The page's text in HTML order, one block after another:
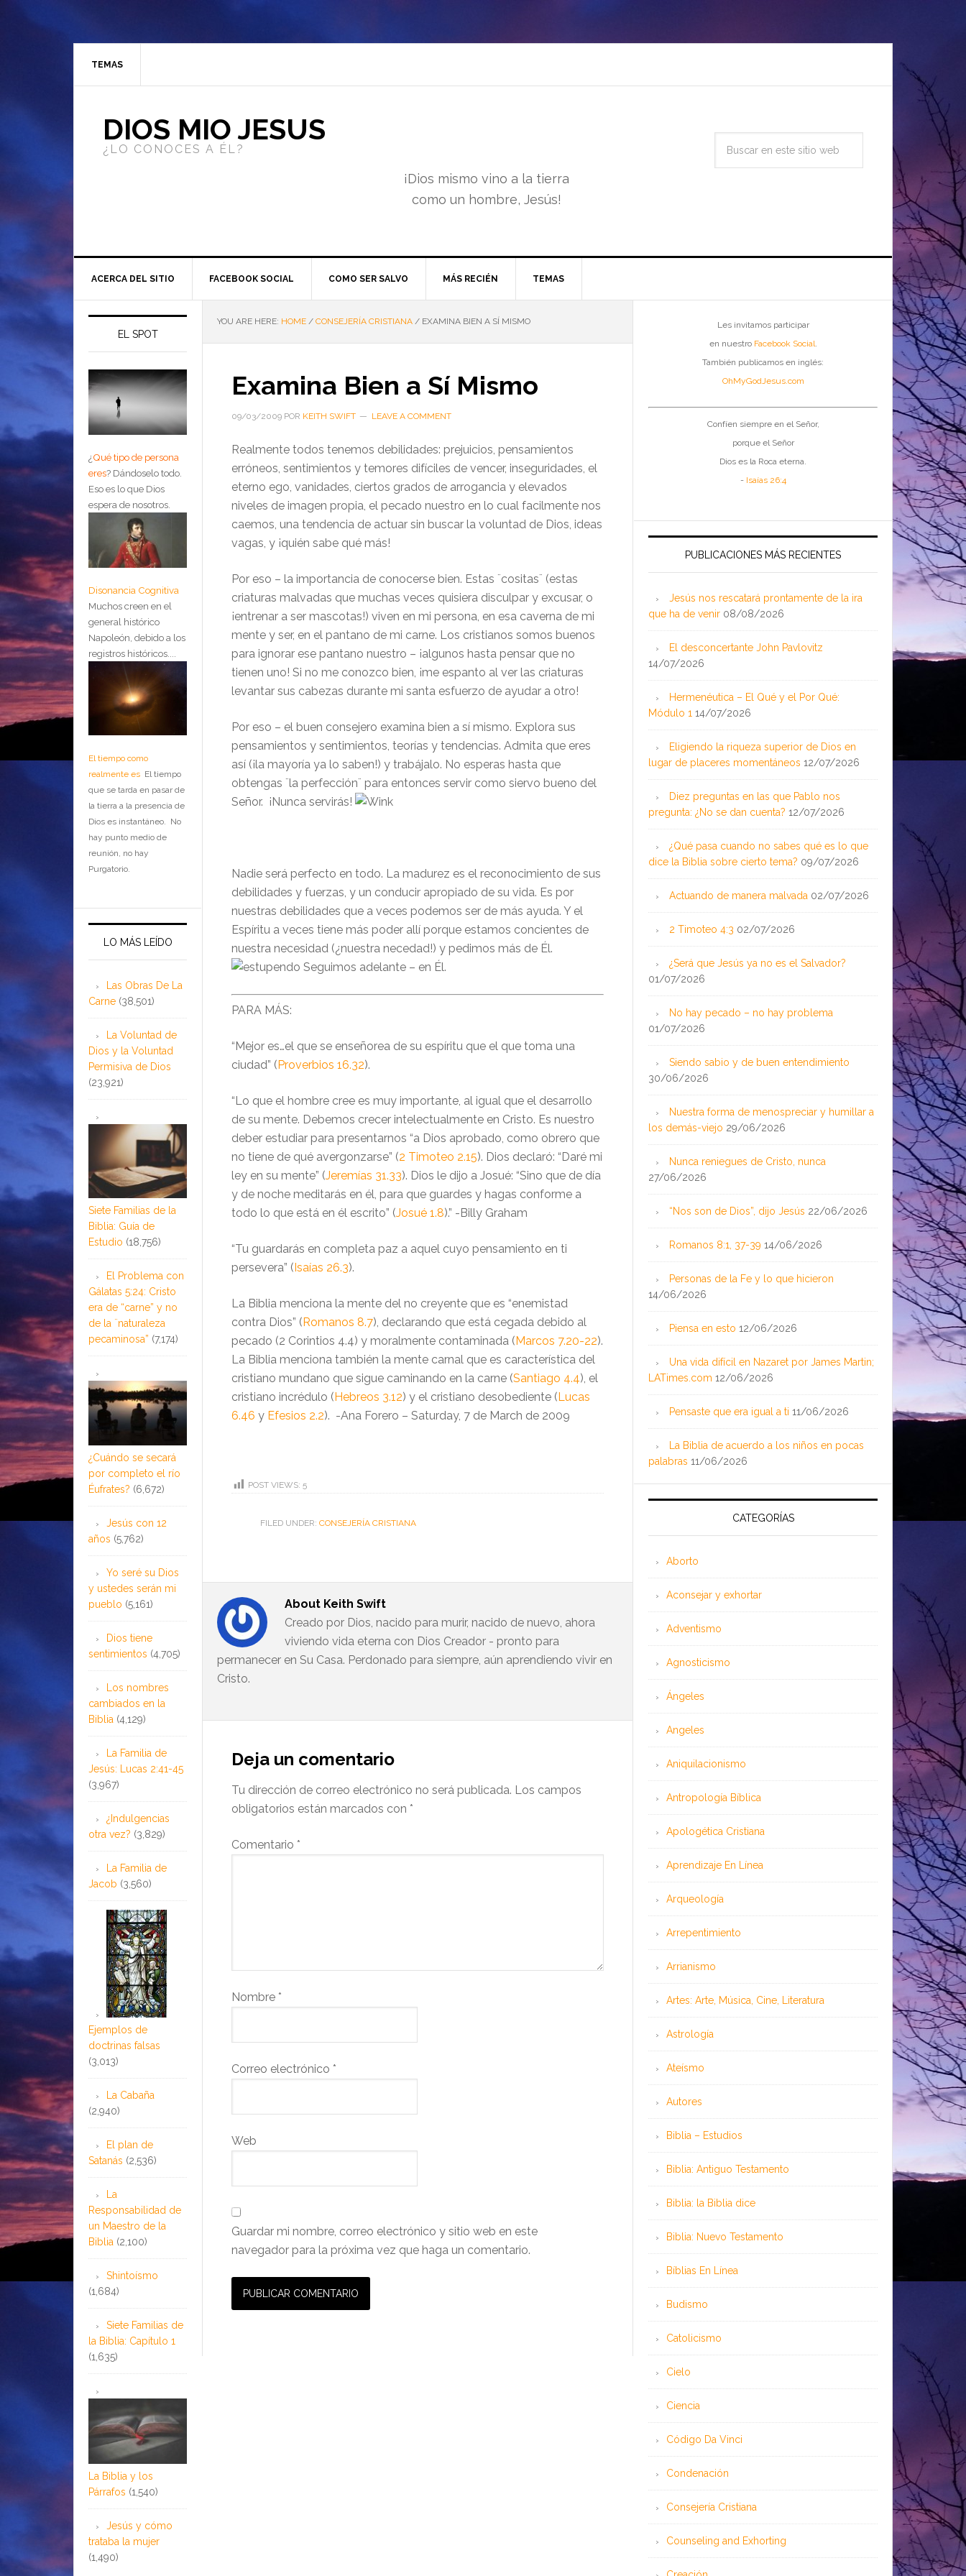
TEMAS
DIOS MIO JESUS
¿LO CONOCES A ÉL?
¡Dios mismo vino a la tierra
como un hombre, Jesús!
ACERCA DEL SITIO FACEBOOK SOCIAL COMO SER SALVO MÁS RECIÉN TEMAS
YOU ARE HERE: HOME / CONSEJERÍA CRISTIANA / EXAMINA BIEN A SÍ MISMO
Examina Bien a Sí Mismo
09/03/2009 POR KEITH SWIFT LEAVE A COMMENT
Realmente todos tenemos debilidades: prejuicios, pensamientos
erróneos, sentimientos y temores difíciles de vencer, inseguridades, el
eterno ego, vanidades, ciertos grados de arrogancia y elevados
niveles de imagen propia, el pecado nuestro en lo cual facilmente nos
caemos, una tendencia de actuar sin buscar la voluntad de Dios, ideas
vagas, y ¡quién sabe qué más!
Por eso – la importancia de conocerse bien. Estas ¨cositas¨ (estas
criaturas malvadas que muchas veces quisiera disculpar y excusar, o
¡entrenar a ser mascotas!) viven en mi persona, en esa caverna de mi
mente y ser, en el pantano de mi carne. Los cristianos somos buenos
para ignorar ese pantano nuestro – ¡algunos hasta pensar que no
tienen uno! Si no me conozco bien, ¡me espanto al ver las criaturas
levantar sus cabezas durante mi santa esfuerzo de ayudar a otro!
Por eso – el buen consejero examina bien a sí mismo. Explora sus
pensamientos y sentimientos, teorías y tendencias. Admita que eres
así (¡la mayoría ya lo saben!) y trabájalo. No esperas hasta que
obtengas ¨la perfección¨ para entonces servir como siervo bueno del
Señor. ¡Nunca servirás!
Nadie será perfecto en todo. La madurez es el reconocimiento de sus
debilidades y fuerzas, y un conducir apropiado de su vida. Es por
nuestras debilidades que a veces podemos ser de más ayuda. Y el
Espíritu a veces tiene más poder allí porque estamos concientes de
nuestra necesidad (¿nuestra necedad!) y pedimos más de Él.
Seguimos adelante – en Él.
PARA MÁS:
“Mejor es…el que se enseñorea de su espíritu que el que toma una
ciudad” (Proverbios 16.32).
“Lo que el hombre cree es muy importante, al igual que el desarrollo
de su mente. Debemos crecer intelectualmente en Cristo. Es nuestro
deber estudiar para presentarnos “a Dios aprobado, como obrero que
no tiene de qué avergonzarse” (2 Timoteo 2.15). Dios declaró: “Daré mi
ley en su mente” (Jeremías 31.33). Dios le dijo a Josué: “Sino que de día
y de noche meditarás en él, para que guardes y hagas conforme a
todo lo que está en él escrito” (Josué 1.8).” -Billy Graham
“Tu guardarás en completa paz a aquel cuyo pensamiento en ti
persevera” (Isaías 26.3).
La Biblia menciona la mente del no creyente que es “enemistad
contra Dios” (Romanos 8.7), declarando que está cegada debido al
pecado (2 Corintios 4.4) y moralmente contaminada (Marcos 7.20-22).
La Biblia menciona también la mente carnal que es característica del
cristiano mundano que sigue caminando en la carne (Santiago 4.4), el
cristiano incrédulo (Hebreos 3.12) y el cristiano desobediente (Lucas
6.46 y Efesios 2.2). -Ana Forero – Saturday, 7 de March de 2009
POST VIEWS: 5
FILED UNDER: CONSEJERÍA CRISTIANA
About Keith Swift
Creado por Dios, nacido para murir, nacido de nuevo, ahora
viviendo vida eterna con Dios Creador - pronto para
permanecer en Su Casa. Perdonado para siempre, aún aprendiendo vivir en
Cristo.
Deja un comentario
Tu dirección de correo electrónico no será publicada. Los campos
obligatorios están marcados con *
Comentario *
Nombre *
Correo electrónico *
Web
Guardar mi nombre, correo electrónico y sitio web en este
navegador para la próxima vez que haga un comentario.
Les invitamos participar
en nuestro Facebook Social.
También publicamos en inglés:
OhMyGodJesus.com
Confíen siempre en el Señor,
porque el Señor
Dios es la Roca eterna.
- Isaías 26:4
PUBLICACIONES MÁS RECIENTES
Jesús nos rescatará prontamente de la ira
que ha de venir 08/08/2026
El desconcertante John Pavlovitz
14/07/2026
Hermenéutica – El Qué y el Por Qué:
Módulo 1 14/07/2026
Eligiendo la riqueza superior de Dios en
lugar de placeres momentáneos 12/07/2026
Diez preguntas en las que Pablo nos
pregunta: ¿No se dan cuenta? 12/07/2026
¿Qué pasa cuando no sabes qué es lo que
dice la Biblia sobre cierto tema? 09/07/2026
Actuando de manera malvada 02/07/2026
2 Timoteo 4:3 02/07/2026
¿Será que Jesús ya no es el Salvador?
01/07/2026
No hay pecado – no hay problema
01/07/2026
Siendo sabio y de buen entendimiento
30/06/2026
Nuestra forma de menospreciar y humillar a
los demás-viejo 29/06/2026
Nunca reniegues de Cristo, nunca
27/06/2026
“Nos son de Dios”, dijo Jesús 22/06/2026
Romanos 8:1, 37-39 14/06/2026
Personas de la Fe y lo que hicieron
14/06/2026
Piensa en esto 12/06/2026
Una vida difícil en Nazaret por James Martin;
LATimes.com 12/06/2026
Pensaste que era igual a ti 11/06/2026
La Biblia de acuerdo a los niños en pocas
palabras 11/06/2026
CATEGORÍAS
Aborto
Aconsejar y exhortar
Adventismo
Agnosticismo
Ángeles
Angeles
Aniquilacionismo
Antropología Bíblica
Apologética Cristiana
Aprendizaje En Línea
Arqueología
Arrepentimiento
Arrianismo
Artes: Arte, Música, Cine, Literatura
Astrología
Ateísmo
Autores
Biblia – Estudios
Biblia: Antiguo Testamento
Biblia: la Biblia dice
Biblia: Nuevo Testamento
Bíblias En Línea
Budismo
Catolicismo
Cielo
Ciencia
Código Da Vinci
Condenación
Consejería Cristiana
Counseling and Exhorting
EL SPOT
¿Qué tipo de persona
eres? Dándoselo todo.
Eso es lo que Dios
espera de nosotros.
Disonancia Cognitiva
Muchos creen en el
general histórico
Napoleón, debido a los
registros históricos....
El tiempo como
realmente es El tiempo
que se tarda en pasar de
la tierra a la presencia de
Dios es instantáneo. No
hay punto medio de
reunión, no hay
Purgatorio.
LO MÁS LEÍDO
Las Obras De La
Carne (38,501)
La Voluntad de
Dios y la Voluntad
Permisiva de Dios
(23,921)
Siete Familias de la
Biblia: Guía de
Estudio (18,756)
El Problema con
Gálatas 5:24: Cristo
era de “carne” y no
de la ¨naturaleza
pecaminosa” (7,174)
¿Cuándo se secará
por completo el río
Éufrates? (6,672)
Jesús con 12
años (5,762)
Yo seré su Dios
y ustedes serán mi
pueblo (5,161)
Dios tiene
sentimientos (4,705)
Los nombres
cambiados en la
Biblia (4,129)
La Familia de
Jesús: Lucas 2:41-45
(3,967)
¿Indulgencias
otra vez? (3,829)
La Familia de
Jacob (3,560)
Ejemplos de
doctrinas falsas
(3,013)
La Cabaña
(2,940)
El plan de
Satanás (2,536)
La
Responsabilidad de
un Maestro de la
Biblia (2,100)
Shintoísmo
(1,684)
Siete Familias de
la Biblia: Capítulo 1
(1,635)
La Biblia y los
Párrafos (1,540)
Jesús y cómo
trataba la mujer
(1,490)